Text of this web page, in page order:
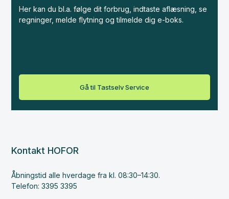
Her kan du bl.a. følge dit forbrug, indtaste aflæsning, se
regninger, melde flytning og tilmelde dig e-boks.
Gå til Tastselv Service
Kontakt HOFOR
Åbningstid alle hverdage fra kl. 08:30–14:30.
Telefon: 3395 3395